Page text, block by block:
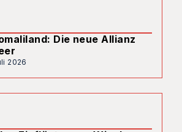
Die neue Allianz
2026